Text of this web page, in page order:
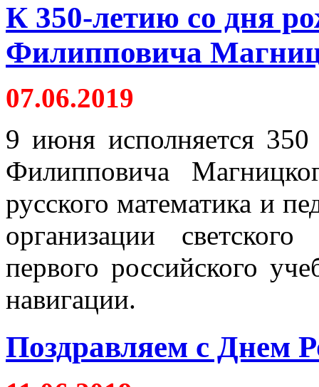
К 350-летию со дня
Филипповича
07.06.2019
9 июня исполняется
Филипповича
русского математика и
организации
первого российского
навигации.
Поздравляем с Днем